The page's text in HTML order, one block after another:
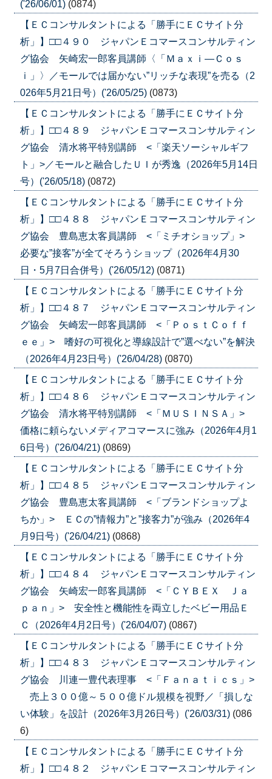
('26/06/01) (0874)
【ＥＣコンサルタントによる「勝手にＥＣサイト分
析」】□□４９０ ジャパンＥコマースコンサルティン
グ協会 矢崎宏一郎客員講師〈「Ｍａｘｉ―Ｃｏｓ
ｉ」〉／モールでは届かない”リッチな表現”を売る（2
026年5月21日号）('26/05/25) (0873)
【ＥＣコンサルタントによる「勝手にＥＣサイト分
析」】□□４８９ ジャパンＥコマースコンサルティン
グ協会 清水将平特別講師 <「楽天ソーシャルギフ
ト」>／モールと融合したＵＩが秀逸（2026年5月14日
号）('26/05/18) (0872)
【ＥＣコンサルタントによる「勝手にＥＣサイト分
析」】□□４８８ ジャパンＥコマースコンサルティン
グ協会 豊島恵太客員講師 <「ミチオショップ」>
必要な”接客”が全てそろうショップ（2026年4月30
日・5月7日合併号）('26/05/12) (0871)
【ＥＣコンサルタントによる「勝手にＥＣサイト分
析」】□□４８７ ジャパンＥコマースコンサルティン
グ協会 矢崎宏一郎客員講師 <「ＰｏｓｔＣｏｆｆ
ｅｅ」> 嗜好の可視化と導線設計で”選べない”を解決
（2026年4月23日号）('26/04/28) (0870)
【ＥＣコンサルタントによる「勝手にＥＣサイト分
析」】□□４８６ ジャパンＥコマースコンサルティン
グ協会 清水将平特別講師 <「ＭＵＳＩＮＳＡ」>
価格に頼らないメディアコマースに強み（2026年4月1
6日号）('26/04/21) (0869)
【ＥＣコンサルタントによる「勝手にＥＣサイト分
析」】□□４８５ ジャパンＥコマースコンサルティン
グ協会 豊島恵太客員講師 <「ブランドショップよ
ちか」> ＥＣの”情報力”と”接客力”が強み（2026年4
月9日号）('26/04/21) (0868)
【ＥＣコンサルタントによる「勝手にＥＣサイト分
析」】□□４８４ ジャパンＥコマースコンサルティン
グ協会 矢崎宏一郎客員講師 <「ＣＹＢＥＸ Ｊａ
ｐａｎ」> 安全性と機能性を両立したベビー用品Ｅ
Ｃ（2026年4月2日号）('26/04/07) (0867)
【ＥＣコンサルタントによる「勝手にＥＣサイト分
析」】□□４８３ ジャパンＥコマースコンサルティン
グ協会 川連一豊代表理事 <「Ｆａｎａｔｉｃｓ」>
売上３００億～５００億ドル規模を視野／「損しな
い体験」を設計（2026年3月26日号）('26/03/31) (086
6)
【ＥＣコンサルタントによる「勝手にＥＣサイト分
析」】□□４８２ ジャパンＥコマースコンサルティン